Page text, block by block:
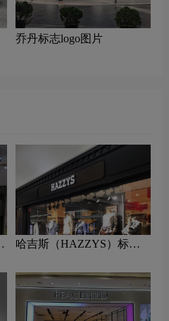
乔丹标志logo图片
哈吉斯（HAZZYS）标志